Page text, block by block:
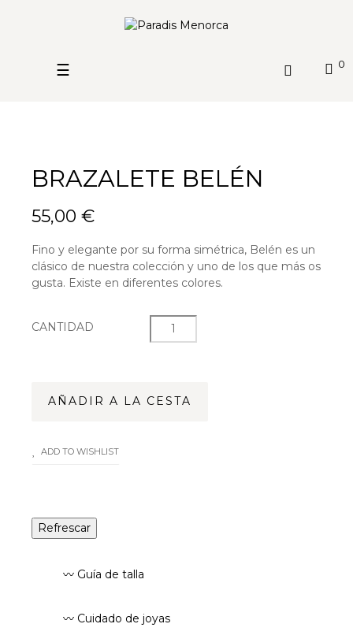
Navegación
☰ 0
BRAZALETE BELÉN
55,00 €
Fino y elegante por su forma simétrica, Belén es un
clásico de nuestra colección y uno de los que más os
gusta. Existe en diferentes colores.
CANTIDAD
AÑADIR A LA CESTA
ADD TO WISHLIST
〰️ Guía de talla
〰️ Cuidado de joyas